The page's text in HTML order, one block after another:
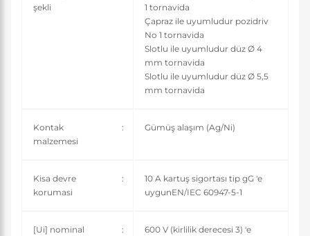
şekli
1 tornavida
Çapraz ile uyumludur pozidriv
No 1 tornavida
Slotlu ile uyumludur düz Ø 4
mm tornavida
Slotlu ile uyumludur düz Ø 5,5
mm tornavida
Kontak
malzemesi
: Gümüş alaşım (Ag/Ni)
Kisa devre
korumasi
:
10 A kartuş sigortası tip gG 'e
uygunEN/IEC 60947-5-1
[Ui] nominal
:
600 V (kirlilik derecesi 3) 'e